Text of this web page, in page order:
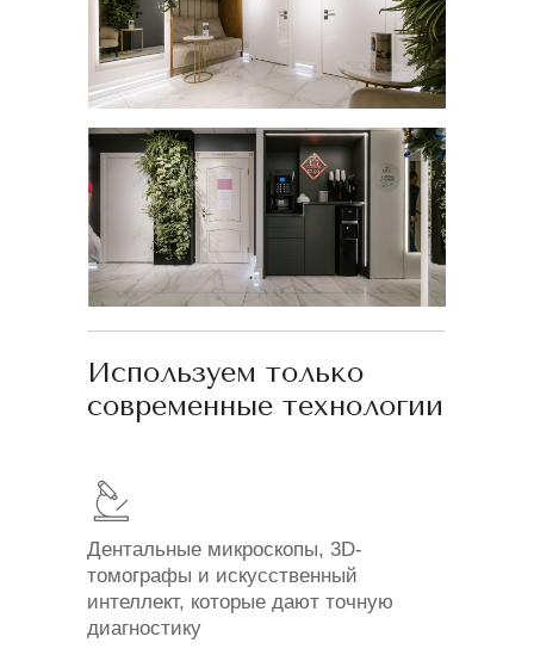
Дентальные микроскопы, 3D-
томографы и искусственный
интеллект, которые дают точную
диагностику
Используем только
современные технологии